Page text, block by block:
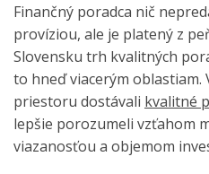
Finančný poradca nič
províziou, ale je platený z
Slovensku trh kvalitných
to hneď viacerým oblastiam.
priestoru dostávali kvalitné
lepšie porozumeli vzťahom
viazanosťou a objemom